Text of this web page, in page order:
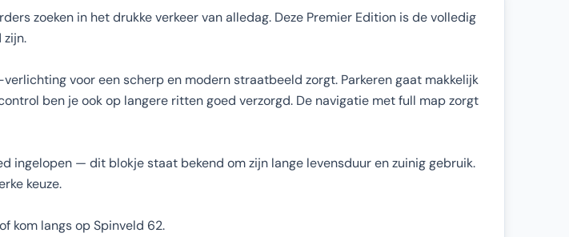
zoeken in het drukke verkeer van alledag. Deze Premier Edition is de volledig
voor een scherp en modern straatbeeld zorgt. Parkeren gaat makkelijk
ben je ook op langere ritten goed verzorgd. De navigatie met full map zorgt
ingelopen — dit blokje staat bekend om zijn lange levensduur en zuinig gebruik.
keuze.
kom langs op Spinveld 62.